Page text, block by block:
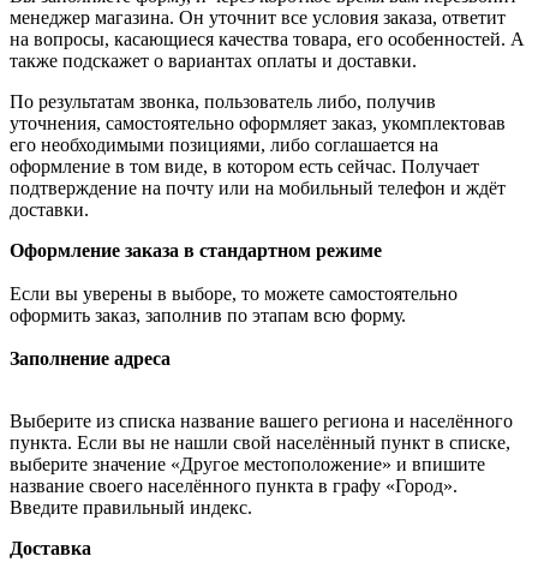
менеджер магазина. Он уточнит все условия заказа, ответит
на вопросы, касающиеся качества товара, его особенностей. А
также подскажет о вариантах оплаты и доставки.
По результатам звонка, пользователь либо, получив
уточнения, самостоятельно оформляет заказ, укомплектовав
его необходимыми позициями, либо соглашается на
оформление в том виде, в котором есть сейчас. Получает
подтверждение на почту или на мобильный телефон и ждёт
доставки.
Оформление заказа в стандартном режиме
Если вы уверены в выборе, то можете самостоятельно
оформить заказ, заполнив по этапам всю форму.
Заполнение адреса
Выберите из списка название вашего региона и населённого
пункта. Если вы не нашли свой населённый пункт в списке,
выберите значение «Другое местоположение» и впишите
название своего населённого пункта в графу «Город».
Введите правильный индекс.
Доставка